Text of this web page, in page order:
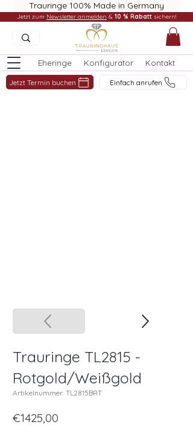
Trauringe 100% Made in Germany
Eheringe Konfigurator Kontakt
Jetzt Termin buchen Einfach anrufen
Jetzt zum Newsletter anmelden & 10 % Rabatt sichern!
Trauringe TL2815 -
Rotgold/Weißgold
Artikelnummer: TL2815BRT
€1425,00